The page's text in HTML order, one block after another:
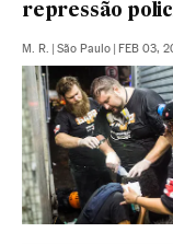
repressão
M. R. | São Paulo | FEB 03,